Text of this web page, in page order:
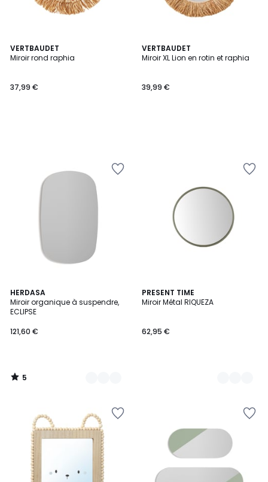
VERTBAUDET
Miroir rond raphia
37,99 €
VERTBAUDET
Miroir XL Lion en rotin et raphia
39,99 €
HERDASA
Miroir organique à suspendre,
ECLIPSE
121,60 €
5
/
5
11
Couleurs
5
/
PRESENT TIME
Miroir Métal RIQUEZA
62,95 €
3
Couleurs